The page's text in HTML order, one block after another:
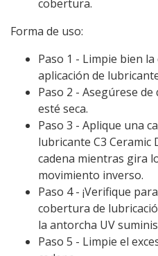
cobertura.
Forma de uso:
Paso 1 - Limpie bien
aplicación de
Paso 2 - Asegúrese
esté seca.
Paso 3 - Aplique una
lubricante C3
cadena mientras gira
movimiento inverso.
Paso 4 - ¡Verifique
cobertura de
la antorcha UV
Paso 5 - Limpie el